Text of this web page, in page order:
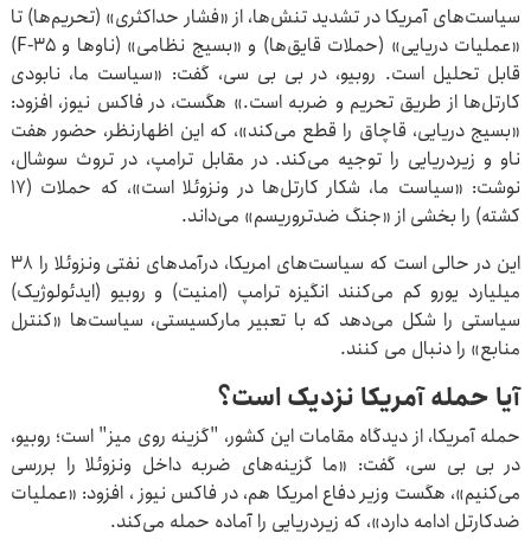
سیاست‌های آمریکا در تشدید تنش‌ها، از «فشار حداکثری» (تحریم‌ها) تا
«عملیات دریایی» (حملات قایق‌ها) و «بسیج نظامی» (ناوها و F-۳۵)
قابل تحلیل است. روبیو، در بی بی سی، گفت: «سیاست ما، نابودی
کارتل‌ها از طریق تحریم و ضربه است.» هگست، در فاکس نیوز، افزود:
«بسیج دریایی، قاچاق را قطع می‌کند»، که این اظهارنظر، حضور هفت
ناو و زیردریایی را توجیه می‌کند. در مقابل ترامپ، در تروث سوشال،
نوشت: «سیاست ما، شکار کارتل‌ها در ونزوئلا است»، که حملات (۱۷
کشته) را بخشی از «جنگ ضدتروریسم» می‌داند.
این در حالی است که سیاست‌های امریکا، درآمدهای نفتی ونزوئلا را ۳۸
میلیارد یورو کم می‌کنند انگیزه ترامپ (امنیت) و روبیو (ایدئولوژیک)
سیاستی را شکل می‌دهد که با تعبیر مارکسیستی، سیاست‌ها «کنترل
منابع» را دنبال می کنند.
آیا حمله آمریکا نزدیک است؟
حمله آمریکا، از دیدگاه مقامات این کشور، "گزینه روی میز" است؛ روبیو،
در بی بی سی، گفت: «ما گزینه‌های ضربه داخل ونزوئلا را بررسی
می‌کنیم»، هگست وزیر دفاع امریکا هم، در فاکس نیوز ، افزود: «عملیات
ضدکارتل ادامه دارد»، که زیردریایی را آماده حمله می‌کند.